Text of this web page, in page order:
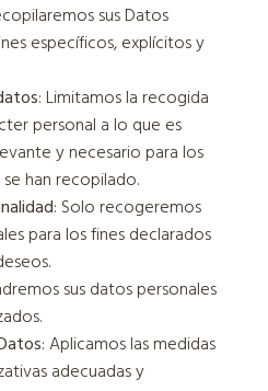
sus Datos
específicos, explícitos y
: Limitamos la recogida
personal a lo que es
y necesario para los
han recopilado.
: Solo recogeremos
para los fines declarados
sus datos personales
: Aplicamos las medidas
adecuadas y